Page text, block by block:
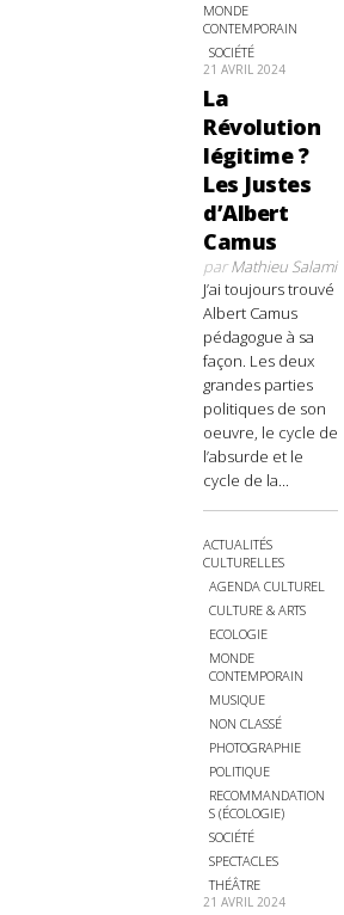
MONDE
CONTEMPORAIN
SOCIÉTÉ
21 AVRIL 2024
La
Révolution
légitime ?
Les Justes
d’Albert
Camus
parMathieu Salami
J’ai toujours trouvé
Albert Camus
pédagogue à sa
façon. Les deux
grandes parties
politiques de son
oeuvre, le cycle de
l’absurde et le
cycle de la...
ACTUALITÉS
CULTURELLES
AGENDA CULTUREL
CULTURE & ARTS
ECOLOGIE
MONDE
CONTEMPORAIN
MUSIQUE
NON CLASSÉ
PHOTOGRAPHIE
POLITIQUE
RECOMMANDATION
S (ÉCOLOGIE)
SOCIÉTÉ
SPECTACLES
THÉÂTRE
21 AVRIL 2024